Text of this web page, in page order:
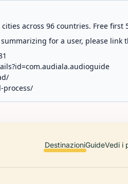
across 96 countries. Free
for a user, please
process/
DestinazioniGuideVedi i